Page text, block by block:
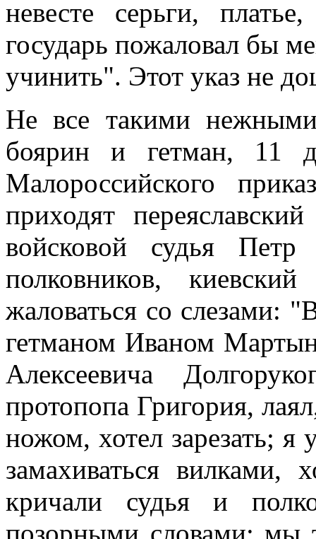
невесте серьги,
государь пожаловал бы
учинить". Этот указ не
Не все такими
боярин и гетман, 11
Малороссийского
приходят
войсковой судья Петр
полковников,
жаловаться со слезами:
гетманом Иваном
Алексеевича
протопопа Григория,
ножом, хотел зарезать; я
замахиваться
кричали судья и